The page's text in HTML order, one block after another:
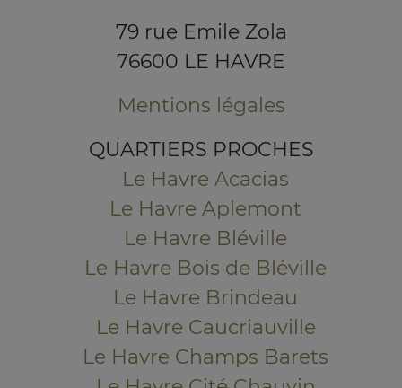
79 rue Emile Zola
76600 LE HAVRE
Mentions légales
QUARTIERS PROCHES
Le Havre Acacias
Le Havre Aplemont
Le Havre Bléville
Le Havre Bois de Bléville
Le Havre Brindeau
Le Havre Caucriauville
Le Havre Champs Barets